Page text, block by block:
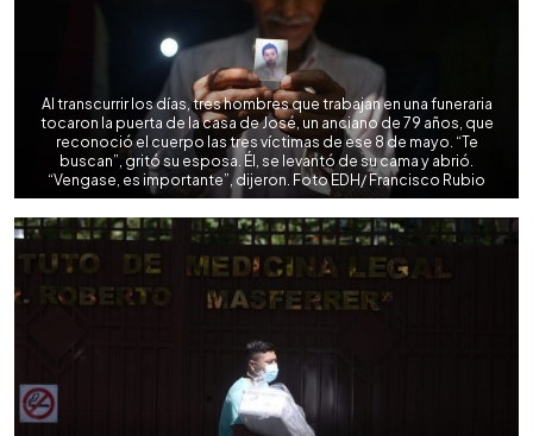
Al transcurrir los días, tres hombres que trabajan en una funeraria
tocaron la puerta de la casa de José, un anciano de 79 años, que
reconoció el cuerpo las tres víctimas de ese 8 de mayo. “Te
buscan”, gritó su esposa. Él, se levantó de su cama y abrió.
“Vengase, es importante”, dijeron. Foto EDH/ Francisco Rubio